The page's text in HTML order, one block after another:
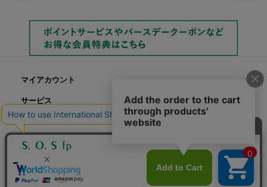
マイアカウント
サービス